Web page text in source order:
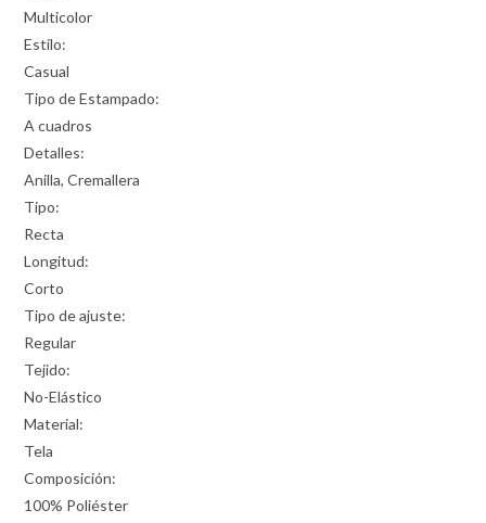
Multicolor
Estilo:
Casual
Tipo de Estampado:
A cuadros
Detalles:
Anilla, Cremallera
Tipo:
Recta
Longitud:
Corto
Tipo de ajuste:
Regular
Tejido:
No-Elástico
Material:
Tela
Composición:
100% Poliéster